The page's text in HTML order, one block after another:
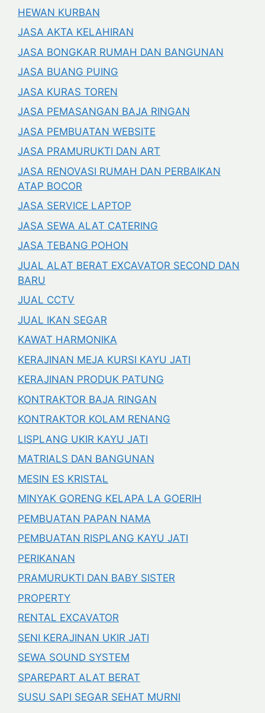
HEWAN KURBAN
JASA AKTA KELAHIRAN
JASA BONGKAR RUMAH DAN BANGUNAN
JASA BUANG PUING
JASA KURAS TOREN
JASA PEMASANGAN BAJA RINGAN
JASA PEMBUATAN WEBSITE
JASA PRAMURUKTI DAN ART
JASA RENOVASI RUMAH DAN PERBAIKAN
ATAP BOCOR
JASA SERVICE LAPTOP
JASA SEWA ALAT CATERING
JASA TEBANG POHON
JUAL ALAT BERAT EXCAVATOR SECOND DAN
BARU
JUAL CCTV
JUAL IKAN SEGAR
KAWAT HARMONIKA
KERAJINAN MEJA KURSI KAYU JATI
KERAJINAN PRODUK PATUNG
KONTRAKTOR BAJA RINGAN
KONTRAKTOR KOLAM RENANG
LISPLANG UKIR KAYU JATI
MATRIALS DAN BANGUNAN
MESIN ES KRISTAL
MINYAK GORENG KELAPA LA GOERIH
PEMBUATAN PAPAN NAMA
PEMBUATAN RISPLANG KAYU JATI
PERIKANAN
PRAMURUKTI DAN BABY SISTER
PROPERTY
RENTAL EXCAVATOR
SENI KERAJINAN UKIR JATI
SEWA SOUND SYSTEM
SPAREPART ALAT BERAT
SUSU SAPI SEGAR SEHAT MURNI